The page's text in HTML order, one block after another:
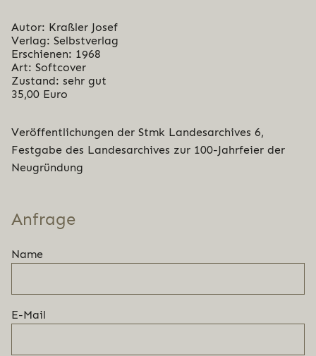
Autor: Kraßler Josef
Verlag: Selbstverlag
Erschienen: 1968
Art: Softcover
Zustand: sehr gut
35,00 Euro
Veröffentlichungen der Stmk Landesarchives 6,
Festgabe des Landesarchives zur 100-Jahrfeier der
Neugründung
Anfrage
Name
E-Mail